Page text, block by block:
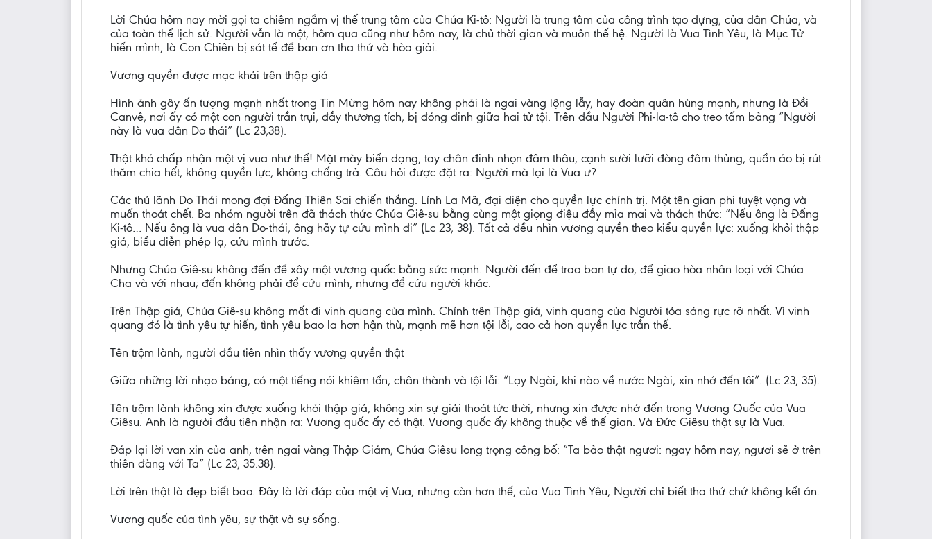
Lời Chúa hôm nay mời gọi ta chiêm ngắm vị thế trung tâm của Chúa Ki-tô: Người là trung tâm của công trình tạo dựng, của dân Chúa, và
của toàn thể lịch sử. Người vẫn là một, hôm qua cũng như hôm nay, là chủ thời gian và muôn thế hệ. Người là Vua Tình Yêu, là Mục Tử
hiến mình, là Con Chiên bị sát tế để ban ơn tha thứ và hòa giải.
Vương quyền được mạc khải trên thập giá
Hình ảnh gây ấn tượng mạnh nhất trong Tin Mừng hôm nay không phải là ngai vàng lộng lẫy, hay đoàn quân hùng mạnh, nhưng là Đồi
Canvê, nơi ấy có một con người trần trụi, đầy thương tích, bị đóng đinh giữa hai tử tội. Trên đầu Người Phi-la-tô cho treo tấm bảng “Người
này là vua dân Do thái” (Lc 23,38).
Thật khó chấp nhận một vị vua như thế! Mặt mày biến dạng, tay chân đinh nhọn đâm thâu, cạnh sười lưỡi đòng đâm thủng, quần áo bị rút
thăm chia hết, không quyền lực, không chống trả. Câu hỏi được đặt ra: Người mà lại là Vua ư?
Các thủ lãnh Do Thái mong đợi Đấng Thiên Sai chiến thắng. Lính La Mã, đại diện cho quyền lực chính trị. Một tên gian phi tuyệt vọng và
muốn thoát chết. Ba nhóm người trên đã thách thức Chúa Giê-su bằng cùng một giọng điệu đầy mỉa mai và thách thức: “Nếu ông là Đấng
Ki-tô… Nếu ông là vua dân Do-thái, ông hãy tự cứu mình đi” (Lc 23, 38). Tất cả đều nhìn vương quyền theo kiểu quyền lực: xuống khỏi thập
giá, biểu diễn phép lạ, cứu mình trước.
Nhưng Chúa Giê-su không đến để xây một vương quốc bằng sức mạnh. Người đến để trao ban tự do, để giao hòa nhân loại với Chúa
Cha và với nhau; đến không phải để cứu mình, nhưng để cứu người khác.
Trên Thập giá, Chúa Giê-su không mất đi vinh quang của mình. Chính trên Thập giá, vinh quang của Người tỏa sáng rực rỡ nhất. Vì vinh
quang đó là tình yêu tự hiến, tình yêu bao la hơn hận thù, mạnh mẽ hơn tội lỗi, cao cả hơn quyền lực trần thế.
Tên trộm lành, người đầu tiên nhìn thấy vương quyền thật
Giữa những lời nhạo báng, có một tiếng nói khiêm tốn, chân thành và tội lỗi: “Lạy Ngài, khi nào về nước Ngài, xin nhớ đến tôi”. (Lc 23, 35).
Tên trộm lành không xin được xuống khỏi thập giá, không xin sự giải thoát tức thời, nhưng xin được nhớ đến trong Vương Quốc của Vua
Giêsu. Anh là người đầu tiên nhận ra: Vương quốc ấy có thật. Vương quốc ấy không thuộc về thế gian. Và Đức Giêsu thật sự là Vua.
Đáp lại lời van xin của anh, trên ngai vàng Thập Giám, Chúa Giêsu long trọng công bố: “Ta bảo thật ngươi: ngay hôm nay, ngươi sẽ ở trên
thiên đàng với Ta” (Lc 23, 35.38).
Lời trên thật là đẹp biết bao. Đây là lời đáp của một vị Vua, nhưng còn hơn thế, của Vua Tình Yêu, Người chỉ biết tha thứ chứ không kết án.
Vương quốc của tình yêu, sự thật và sự sống.